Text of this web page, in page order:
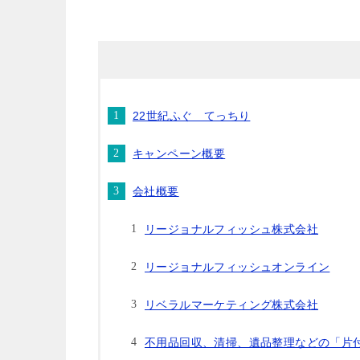
22世紀ふぐ てっちり
キャンペーン概要
会社概要
リージョナルフィッシュ株式会社
リージョナルフィッシュオンライン
リベラルマーケティング株式会社
不⽤品回収、清掃、遺品整理などの「⽚